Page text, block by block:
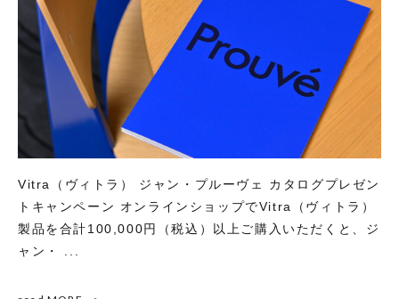
Vitra（ヴィトラ） ジャン・プルーヴェ カタログプレゼン
トキャンペーン オンラインショップでVitra（ヴィトラ）
製品を合計100,000円（税込）以上ご購入いただくと、ジ
ャン・ ...